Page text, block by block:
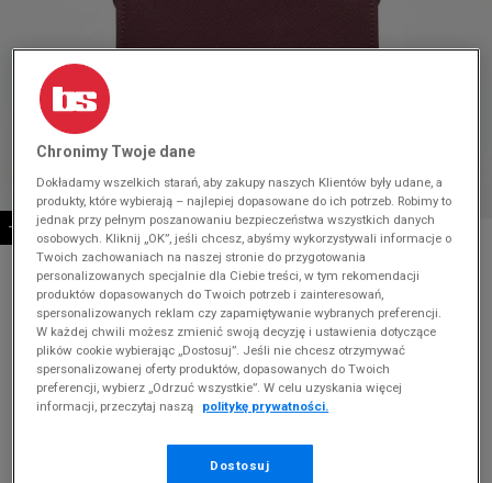
-10% ZA MIN. 500 ZŁ KOD: SUM10
* Zdjęcie poglądowe
CALVIN KLEIN TOREBKA RE-LOCK CONV
SHOULDER BAG SHINY
Produkt pochodzi z końcówek aktualnych kolekcji, ubiegłych
sezonów lub z ekspozycji.Szczegóły.
559,99 zł
Chronimy Twoje dane
Dokładamy wszelkich starań, aby zakupy naszych Klientów były udane, a
produkty, które wybierają – najlepiej dopasowane do ich potrzeb. Robimy to
jednak przy pełnym poszanowaniu bezpieczeństwa wszystkich danych
osobowych. Kliknij „OK”, jeśli chcesz, abyśmy wykorzystywali informacje o
Twoich zachowaniach na naszej stronie do przygotowania
personalizowanych specjalnie dla Ciebie treści, w tym rekomendacji
produktów dopasowanych do Twoich potrzeb i zainteresowań,
spersonalizowanych reklam czy zapamiętywanie wybranych preferencji.
W każdej chwili możesz zmienić swoją decyzję i ustawienia dotyczące
plików cookie wybierając „Dostosuj”. Jeśli nie chcesz otrzymywać
spersonalizowanej oferty produktów, dopasowanych do Twoich
preferencji, wybierz „Odrzuć wszystkie”. W celu uzyskania więcej
informacji, przeczytaj naszą
politykę prywatności.
Dostosuj